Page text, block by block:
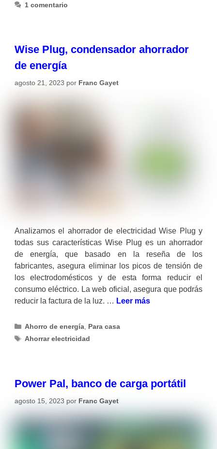
1 comentario
Wise Plug, condensador ahorrador
de energía
agosto 21, 2023 por Franc Gayet
Analizamos el ahorrador de electricidad Wise Plug y
todas sus características Wise Plug es un ahorrador
de energía, que basado en la reseña de los
fabricantes, asegura eliminar los picos de tensión de
los electrodomésticos y de esta forma reducir el
consumo eléctrico. La web oficial, asegura que podrás
reducir la factura de la luz. … Leer más
Categorías
Ahorro de energía, Para casa
Etiquetas
Ahorrar electricidad
Power Pal, banco de carga portátil
agosto 15, 2023 por Franc Gayet